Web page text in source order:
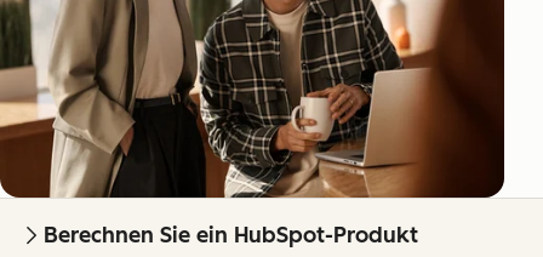
Berechnen Sie ein HubSpot-Produkt